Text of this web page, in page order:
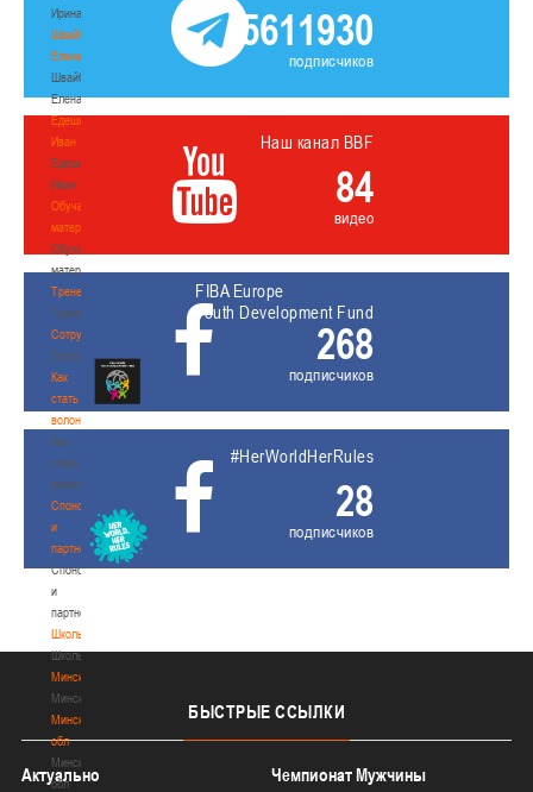
Ирина
Швайбович
Елена
Швайбович
Елена
Едешко
Иван
Едешко
Иван
Обучающие
материалы
Обучающие
материалы
Тренерам
Тренерам
Сотрудничество
Сотрудничество
Как
стать
волонтером
Как
стать
волонтером
Спонсоры
и
партнеры
Спонсоры
и
партнеры
Школы
Школы
Минск
Минск
Минская
обл
Минская
обл
5611930
подписчиков
Наш канал BBF
84
видео
FIBA Europe
Youth Development Fund
268
подписчиков
#HerWorldHerRules
28
подписчиков
БЫСТРЫЕ ССЫЛКИ
Актуально
Чемпионат Мужчины